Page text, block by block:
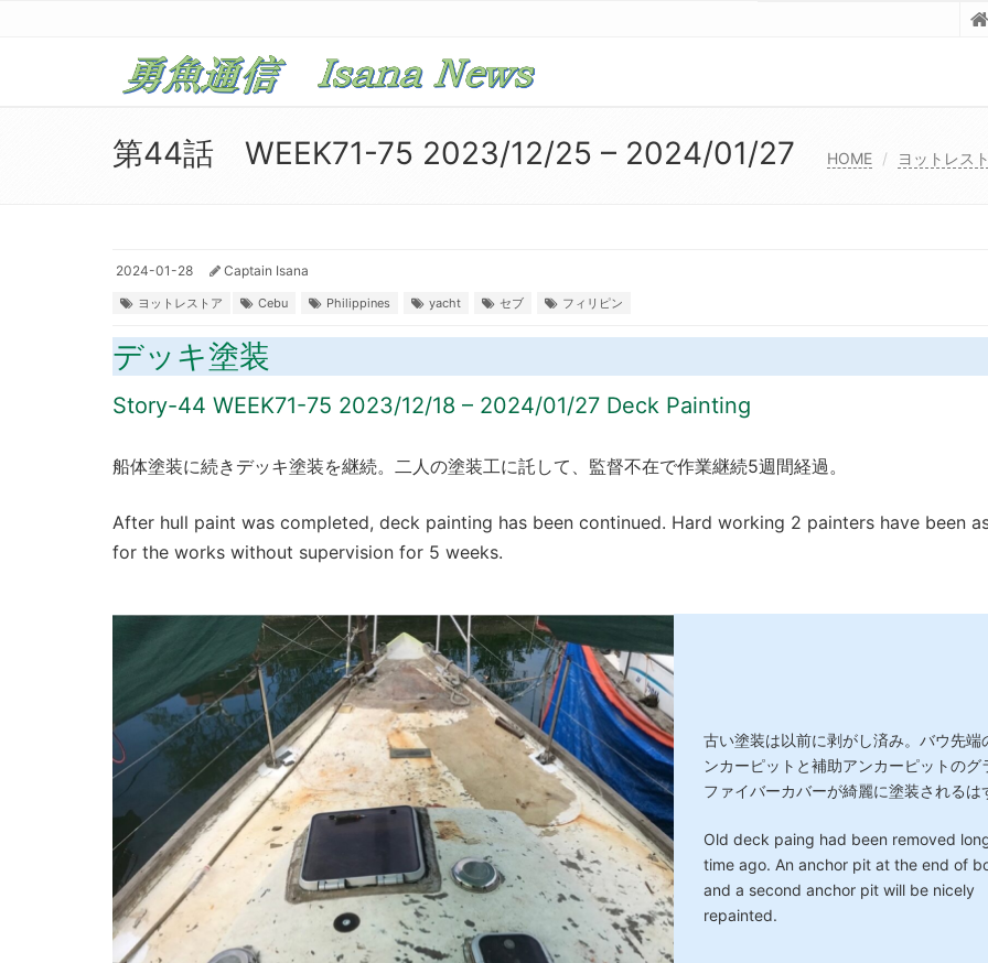
第44話 WEEK71-75 2023/12/25 – 2024/01/27 HOME ヨットレス
2024-01-28 Captain Isana
ヨットレストア Cebu Philippines yacht セブ フィリピン
デッキ塗装
Story-44 WEEK71-75 2023/12/18 – 2024/01/27 Deck Painting
船体塗装に続きデッキ塗装を継続。二人の塗装工に託して、監督不在で作業継続5週間経過。
After hull paint was completed, deck painting has been continued. Hard working 2 painters have been
for the works without supervision for 5 weeks.
古い塗装は以前に剥がし済み。バウ先端
ンカーピットと補助アンカーピットのグ
ファイバーカバーが綺麗に塗装されるは
Old deck paing had been removed
time ago. An anchor pit at the end of
and a second anchor pit will be nicely
repainted.